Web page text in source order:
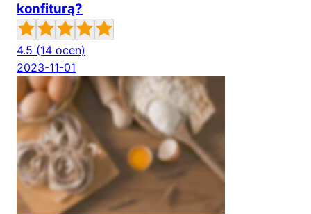
konfiturą?
4.5 (14 ocen)
2023-11-01